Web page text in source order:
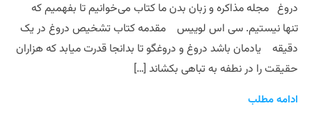
دروغ مجله مذاکره و زبان بدن ما کتاب می‌خوانیم تا بفهمیم که
تنها نیستیم. سی اس لوییس مقدمه کتاب تشخیص دروغ در یک
دقیقه یادمان باشد دروغ و دروغگو تا بدانجا قدرت میابد که هزاران
حقیقت را در نطفه به تباهی بکشاند […]
ادامه مطلب